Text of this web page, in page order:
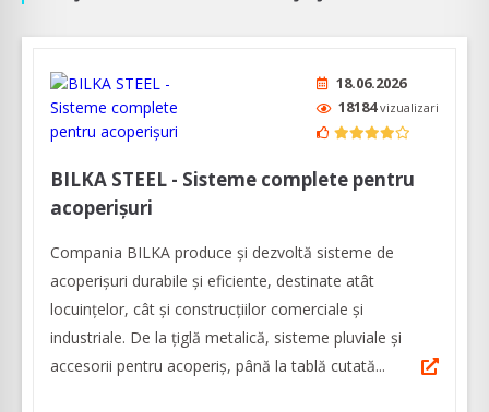
18.06.2026
18184vizualizari
BILKA STEEL - Sisteme complete pentru
acoperișuri
Compania BILKA produce și dezvoltă sisteme de
acoperișuri durabile și eficiente, destinate atât
locuințelor, cât și construcțiilor comerciale și
industriale. De la țiglă metalică, sisteme pluviale și
accesorii pentru acoperiș, până la tablă cutată...